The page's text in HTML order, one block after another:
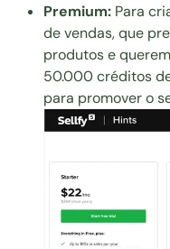
Premium: Para
de vendas, que
produtos e
50.000 créditos
para promover o